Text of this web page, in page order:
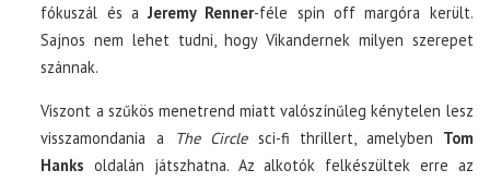
fókuszál és a Jeremy Renner-féle spin off margóra került.
Sajnos nem lehet tudni, hogy Vikandernek milyen szerepet
szánnak.
Viszont a szűkös menetrend miatt valószínűleg kénytelen lesz
visszamondania a
The Circlesci-fi thrillert, amelyben Tom
Hanks oldalán játszhatna. Az alkotók felkészültek erre az